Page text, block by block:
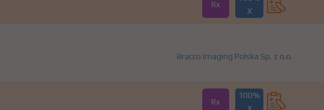
Rx
X
Bracco Imaging Polska Sp. z o.o.
Rx
100%